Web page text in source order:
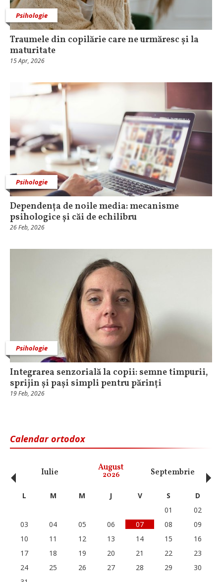
Psihologie
Traumele din copilărie care ne urmăresc și la
maturitate
15 Apr, 2026
Psihologie
Dependența de noile media: mecanisme
psihologice și căi de echilibru
26 Feb, 2026
Psihologie
Integrarea senzorială la copii: semne timpurii,
sprijin și pași simpli pentru părinți
19 Feb, 2026
Calendar ortodox
Iulie August
2026 Septembrie
‹ L M M J V S
D
01
02
03
04 05 06 07 08
09
10
11 12 13 14 15
16
17
18 19 20 21 22
23
24
25 26 27 28 29
30